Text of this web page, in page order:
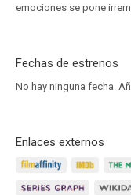
emociones se pone
Fechas de estrenos
No hay ninguna fecha.
Enlaces externos